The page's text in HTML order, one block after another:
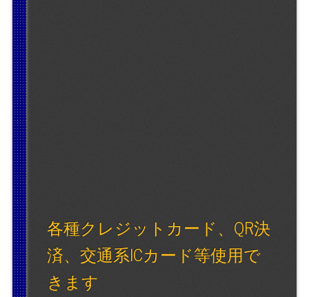
各種クレジットカード、QR決
済、交通系ICカード等使用で
きます